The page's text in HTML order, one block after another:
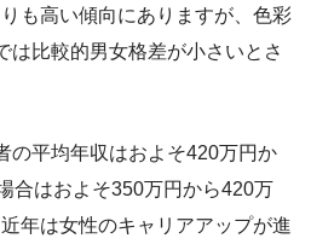
も高い傾向にありますが、色彩
は比較的男女格差が小さいとさ
の平均年収はおよそ420万円か
合はおよそ350万円から420万
年は女性のキャリアアップが進